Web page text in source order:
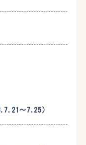
〜7.25）